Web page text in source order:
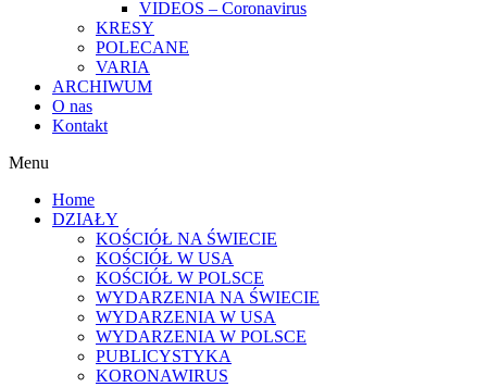
VIDEOS – Coronavirus
KRESY
POLECANE
VARIA
ARCHIWUM
O nas
Kontakt
Menu
Home
DZIAŁY
KOŚCIÓŁ NA ŚWIECIE
KOŚCIÓŁ W USA
KOŚCIÓŁ W POLSCE
WYDARZENIA NA ŚWIECIE
WYDARZENIA W USA
WYDARZENIA W POLSCE
PUBLICYSTYKA
KORONAWIRUS